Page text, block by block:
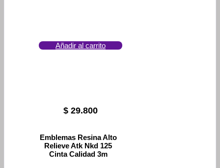
Añadir al carrito
$ 29.800
Emblemas Resina Alto
Relieve Atk Nkd 125
Cinta Calidad 3m